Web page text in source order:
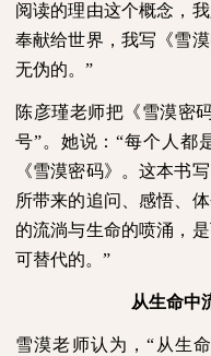
阅读的理由这个概念，
奉献给世界，我写《雪
无伪的。”
陈彦瑾老师把《雪漠密
号”。她说：“每个人都
《雪漠密码》。这本书
所带来的追问、感悟、
的流淌与生命的喷涌，
可替代的。”
从生命中
雪漠老师认为，“从生